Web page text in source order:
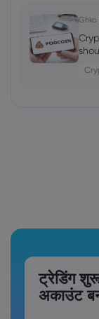
Ghko
ट्रेडिंग
अकाउंट